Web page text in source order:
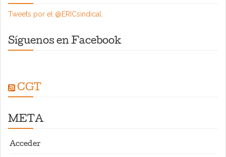
Tweets por el @ERICsindical.
Síguenos en Facebook
CGT
META
Acceder